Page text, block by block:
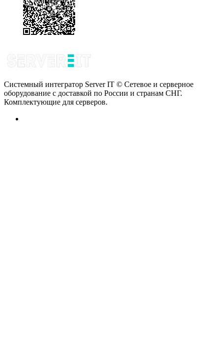
Системный интегратор Server IT © Сетевое и серверное
оборудование с доставкой по России и странам СНГ.
Комплектующие для серверов.